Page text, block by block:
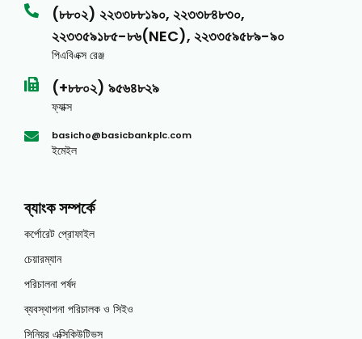
(৮৮০২) ২২৩৩৮৮১৯০, ২২৩৩৮৪৮৩০,
২২৩৩৫৯১৮৫-৮৬(NEC), ২২৩৩৫৯৫৮৯-৯০
পিএবিএক্স রেঞ্জ
(+৮৮০২) ৯৫৬৪৮২৯
ফ্যাক্স
basicho@basicbankplc.com
ইমেইল
ব্যাংক সম্পর্কে
কর্পোরেট প্রোফাইল
চেয়ারম্যান
পরিচালনা পর্ষদ
ব্যবস্থাপনা পরিচালক ও সিইও
সিনিয়র এক্সিকিউটিভস